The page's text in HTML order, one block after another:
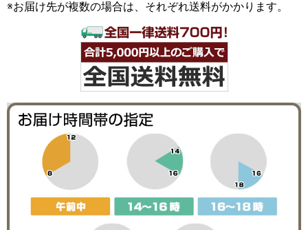
※お届け先が複数の場合は、それぞれ送料がかかります。